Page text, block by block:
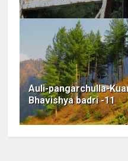
Auli-pangarchulla-
Bhavishya badri -11